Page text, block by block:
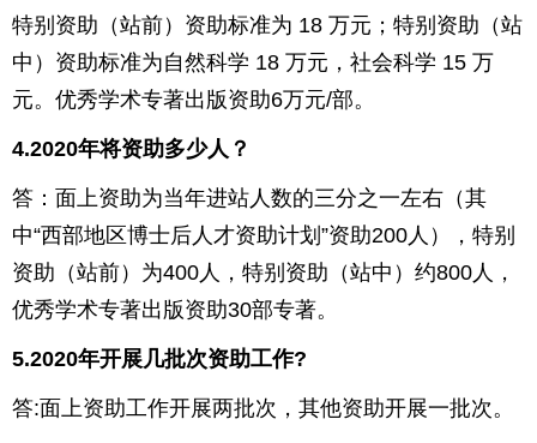
特别资助（站前）资助标准为 18 万元；特别资助（站
中）资助标准为自然科学 18 万元，社会科学 15 万
元。优秀学术专著出版资助6万元/部。
4.2020年将资助多少人？
答：面上资助为当年进站人数的三分之一左右（其
中“西部地区博士后人才资助计划”资助200 人），特别
资助（站前）为400 人，特别资助（站中）约800 人，
优秀学术专著出版资助30部专著。
5.2020年开展几批次资助工作?
答:面上资助工作开展两批次，其他资助开展一批次。